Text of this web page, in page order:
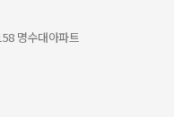
명수대아파트